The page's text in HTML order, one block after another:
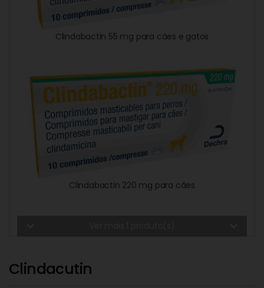
Clindabactin 55 mg para cães e gatos
Clindabactin 220 mg para cães
Clindacutin